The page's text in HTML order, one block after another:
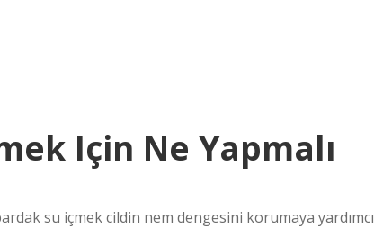
Için Ne Yapmalı
su içmek cildin nem dengesini korumaya yardımcı